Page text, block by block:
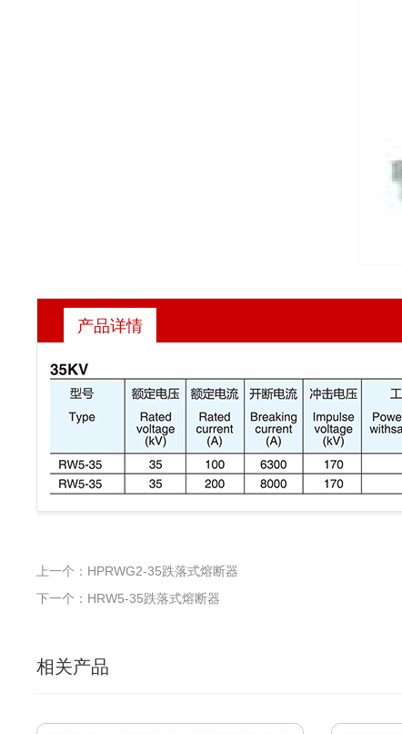
产品详情
上一个：HPRWG2-35跌落式熔断器
下一个：HRW5-35跌落式熔断器
相关产品